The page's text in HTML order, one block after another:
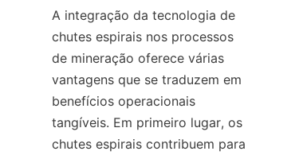
A integração da tecnologia de
chutes espirais nos processos
de mineração oferece várias
vantagens que se traduzem em
benefícios operacionais
tangíveis. Em primeiro lugar, os
chutes espirais contribuem para